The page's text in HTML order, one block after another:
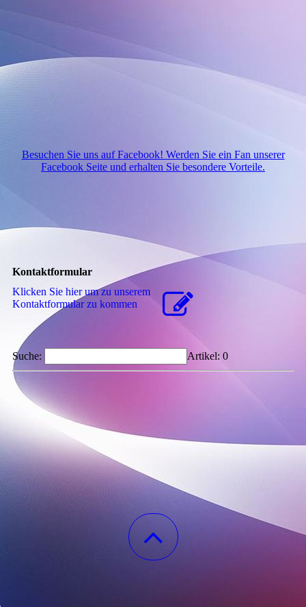
Besuchen Sie uns auf Facebook! Werden Sie ein Fan unserer
Facebook Seite und erhalten Sie besondere Vorteile.
Kontaktformular
Klicken Sie hier um zu unserem
Kon­takt­for­mu­lar zu kommen
Suche: Artikel: 0